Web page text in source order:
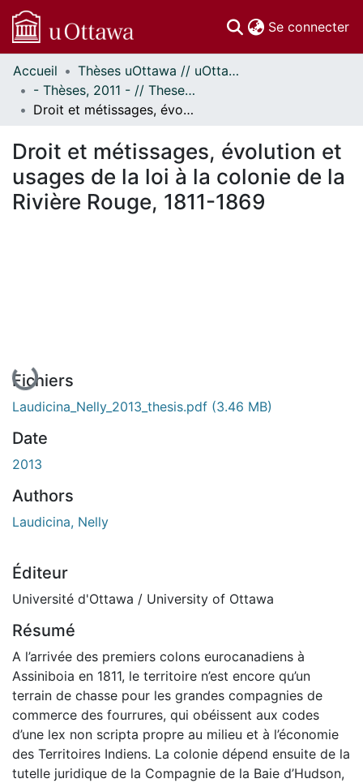
Se connecter
Communautés
et collections
Parcourir
À propos
Accueil
Thèses uOttawa // uOttawa Theses
- Thèses, 2011 - // Theses, 2011 -
Droit et métissages, évolution et usages de la loi à la colonie de la Rivière Rouge, 1811-1869
Droit et métissages, évolution et
usages de la loi à la colonie de la
Rivière Rouge, 1811-1869
En cours de chargement...
Fichiers
Laudicina_Nelly_2013_thesis.pdf (3.46 MB)
Date
2013
Authors
Laudicina, Nelly
Éditeur
Université d'Ottawa / University of Ottawa
Résumé
A l’arrivée des premiers colons eurocanadiens à
Assiniboia en 1811, le territoire n’est encore qu’un
terrain de chasse pour les grandes compagnies de
commerce des fourrures, qui obéissent aux codes
d’une lex non scripta propre au milieu et à l’économie
des Territoires Indiens. La colonie dépend ensuite de la
tutelle juridique de la Compagnie de la Baie d’Hudson,